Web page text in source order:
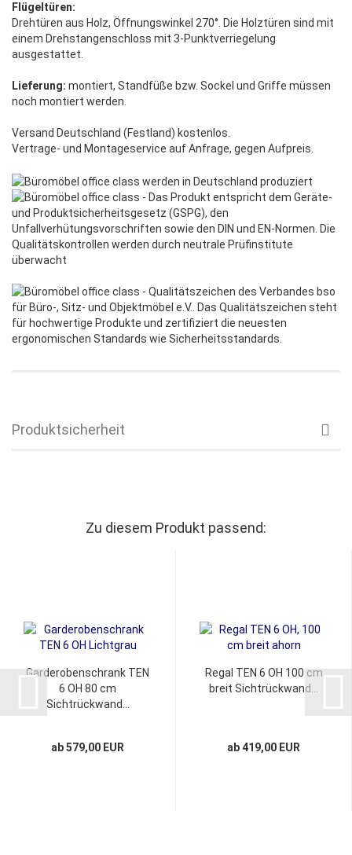
Flügeltüren:
Drehtüren aus Holz, Öffnungswinkel 270°. Die Holztüren sind mit
einem Drehstangenschloss mit 3-Punktverriegelung
ausgestattet.
Lieferung: montiert, Standfüße bzw. Sockel und Griffe müssen
noch montiert werden.
Versand Deutschland (Festland) kostenlos.
Vertrage- und Montageservice auf Anfrage, gegen Aufpreis.
Produktsicherheit
Zu diesem Produkt passend:
Garderobenschrank TEN
6 OH 80 cm
Sichtrückwand...
ab 579,00 EUR
Regal TEN 6 OH 100 cm
breit Sichtrückwand...
ab 419,00 EUR